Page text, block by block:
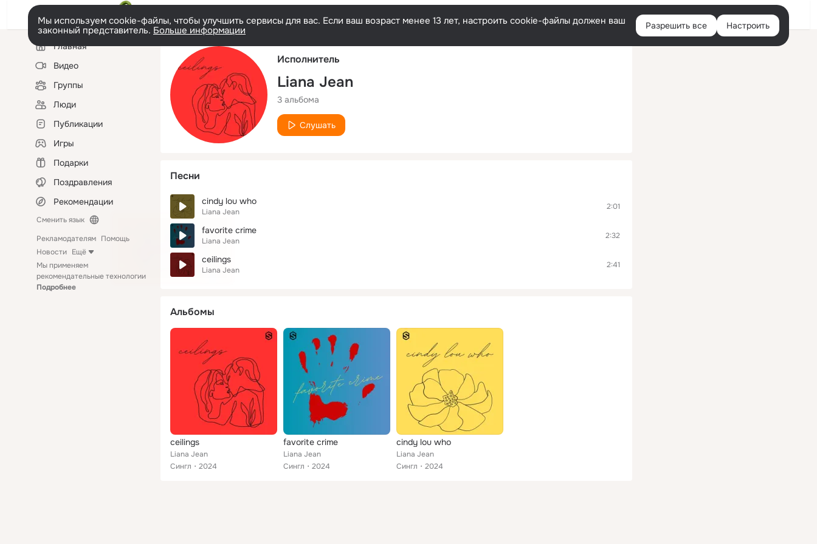
Русский Войти
Мы используем cookie-файлы, чтобы улучшить сервисы для вас. Если ваш возраст менее 13 лет, настроить cookie-файлы должен ваш
законный представитель. Больше информации Разрешить все Настроить
Левая
колонкаГлавная
Видео
Группы
Люди
Публикации
Игры
Подарки
Поздравления
Рекомендации
Сменить язык
Рекламодателям Помощь
Новости Ещё
Мы применяем
рекомендательные технологии
Подробнее
Исполнитель
Liana Jean
3 альбома
Слушать
Песни
cindy lou who
Liana Jean
2:01
favorite crime
Liana Jean
2:32
ceilings
Liana Jean
2:41
Альбомы
ceilings
Liana Jean
Сингл
2024
favorite crime
Liana Jean
Сингл
2024
cindy lou who
Liana Jean
Сингл
2024